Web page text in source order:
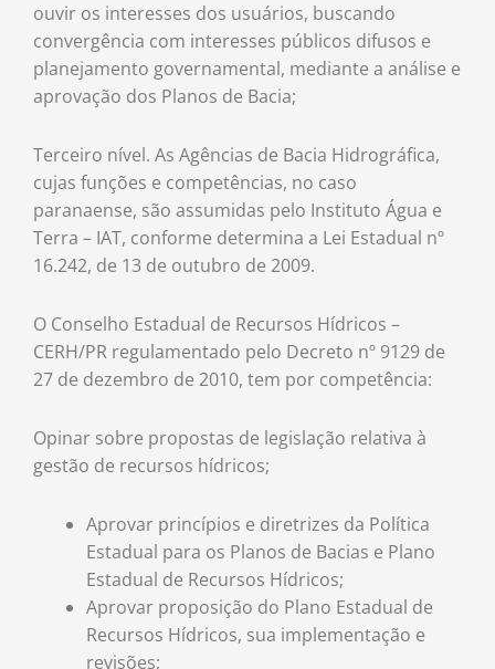
ouvir os interesses dos usuários, buscando
convergência com interesses públicos difusos e
planejamento governamental, mediante a análise e
aprovação dos Planos de Bacia;
Terceiro nível. As Agências de Bacia Hidrográfica,
cujas funções e competências, no caso
paranaense, são assumidas pelo Instituto Água e
Terra – IAT, conforme determina a Lei Estadual nº
16.242, de 13 de outubro de 2009.
O Conselho Estadual de Recursos Hídricos –
CERH/PR regulamentado pelo Decreto nº 9129 de
27 de dezembro de 2010, tem por competência:
Opinar sobre propostas de legislação relativa à
gestão de recursos hídricos;
Aprovar princípios e diretrizes da Política
Estadual para os Planos de Bacias e Plano
Estadual de Recursos Hídricos;
Aprovar proposição do Plano Estadual de
Recursos Hídricos, sua implementação e
revisões;